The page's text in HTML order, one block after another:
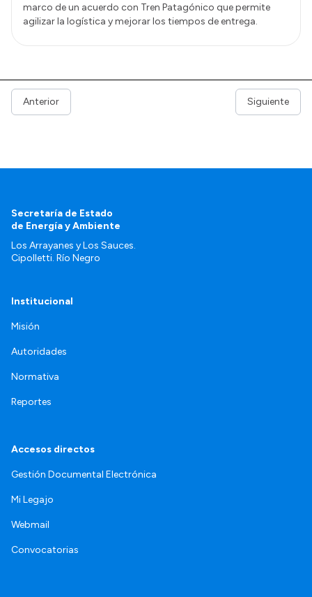
marco de un acuerdo con Tren Patagónico que permite
agilizar la logística y mejorar los tiempos de entrega.
Anterior Siguiente
Secretaría de Estado
de Energía y Ambiente
Los Arrayanes y Los Sauces.
Cipolletti. Río Negro
Institucional
Misión
Autoridades
Normativa
Reportes
Accesos directos
Gestión Documental Electrónica
Mi Legajo
Webmail
Convocatorias